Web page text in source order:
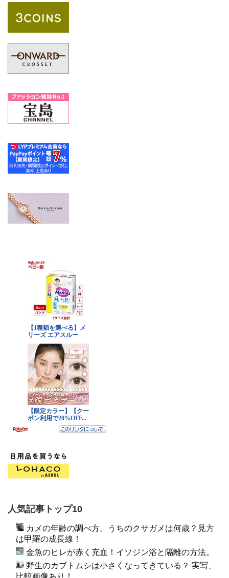
人気記事トップ10
カメの年齢の調べ方。うちのクサガメは何歳？見方
は甲羅の成長線！
金魚のヒレが赤く充血！イソジン浴と隔離の方法。
野生のカブトムシは小さくなってきている？ 実写、